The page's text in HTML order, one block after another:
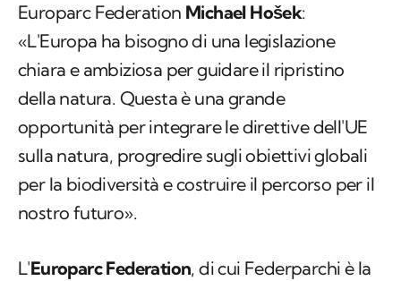
Europarc Federation Michael Hošek:
«L'Europa ha bisogno di una legislazione
chiara e ambiziosa per guidare il ripristino
della natura. Questa è una grande
opportunità per integrare le direttive dell'UE
sulla natura, progredire sugli obiettivi globali
per la biodiversità e costruire il percorso per il
nostro futuro».
L'Europarc Federation, di cui Federparchi è la